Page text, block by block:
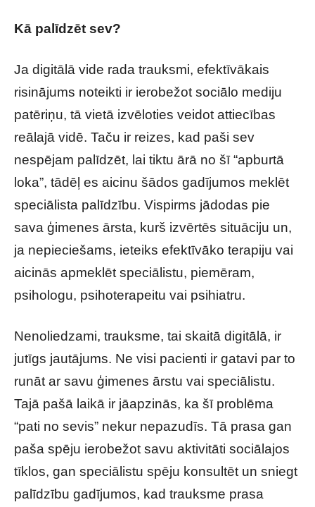
Kā palīdzēt sev?
Ja digitālā vide rada trauksmi, efektīvākais
risinājums noteikti ir ierobežot sociālo mediju
patēriņu, tā vietā izvēloties veidot attiecības
reālajā vidē. Taču ir reizes, kad paši sev
nespējam palīdzēt, lai tiktu ārā no šī “apburtā
loka”, tādēļ es aicinu šādos gadījumos meklēt
speciālista palīdzību. Vispirms jādodas pie
sava ģimenes ārsta, kurš izvērtēs situāciju un,
ja nepieciešams, ieteiks efektīvāko terapiju vai
aicinās apmeklēt speciālistu, piemēram,
psihologu, psihoterapeitu vai psihiatru.
Nenoliedzami, trauksme, tai skaitā digitālā, ir
jutīgs jautājums. Ne visi pacienti ir gatavi par to
runāt ar savu ģimenes ārstu vai speciālistu.
Tajā pašā laikā ir jāapzinās, ka šī problēma
“pati no sevis” nekur nepazudīs. Tā prasa gan
paša spēju ierobežot savu aktivitāti sociālajos
tīklos, gan speciālistu spēju konsultēt un sniegt
palīdzību gadījumos, kad trauksme prasa